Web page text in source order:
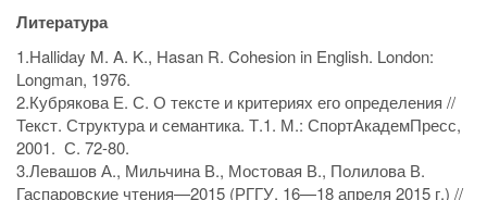
Литература
1.Halliday M. A. K., Hasan R. Cohesion in English. London:
Longman, 1976.
2.Кубрякова Е. С. О тексте и критериях его определения //
Текст. Структура и семантика. Т.1. М.: СпортАкадемПресс,
2001. С. 72-80.
3.Левашов А., Мильчина В., Мостовая В., Полилова В.
Гаспаровские чтения—2015 (РГГУ, 16—18 апреля 2015 г.) //